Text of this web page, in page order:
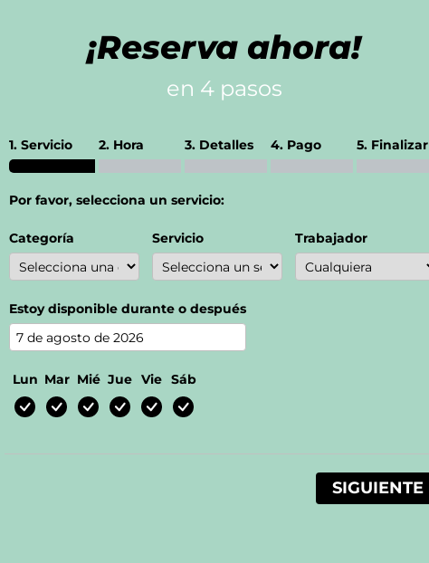
¡Reserva ahora!
en 4 pasos
1. Servicio 2. Hora 3. Detalles 4. Pago 5. Finalizar
Por favor, selecciona un servicio:
Categoría Servicio Trabajador
Estoy disponible durante o después
Lun Mar Mié Jue Vie Sáb
SIGUIENTE